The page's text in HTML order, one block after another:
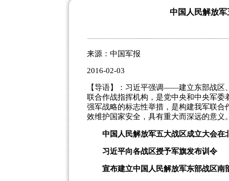
中国人民解放
来源：中国军报
2016-02-03
【导语】：习近平强调——建立东部战区
联合作战指挥机构，是党中央和中央军
强军战略的标志性举措，是构建我军联
效维护国家安全，具有重大而深远的意义
中国人民解放军五大战区成立大会在
习近平向各战区授予军旗发布训令
宣布建立中国人民解放军东部战区南